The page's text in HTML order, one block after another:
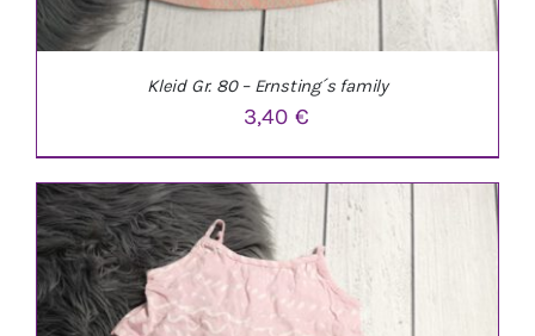
IN DEN WARENKORB DETAILS
Kleid Gr. 80 – Ernsting´s family
3,40€